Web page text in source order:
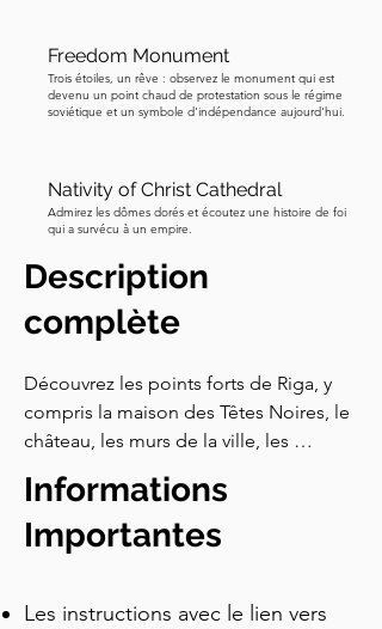
Freedom Monument
Trois étoiles, un rêve : observez le monument qui est
devenu un point chaud de protestation sous le régime
soviétique et un symbole d'indépendance aujourd'hui.
Nativity of Christ Cathedral
Admirez les dômes dorés et écoutez une histoire de foi
qui a survécu à un empire.
Description
complète
Découvrez les points forts de Riga, y
compris la maison des Têtes Noires, le
château, les murs de la ville, les
de cette promenade autoguidée. Vous
entendrez des histoires insolites et des
anecdotes historiques. Cette visite est
visitent pour la première fois et
Informations
Importantes
Les instructions avec le lien vers